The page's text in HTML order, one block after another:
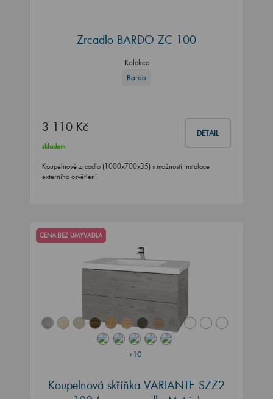
Zrcadlo BARDO ZC 100
Kolekce
Bardo
3 110 Kč DETAIL
skladem
Koupelnové zrcadlo (1000x700x35) s možností instalace
externího osvětlení
+10
CENA BEZ UMYVADLA
Koupelnová skříňka VARIANTE SZZ2